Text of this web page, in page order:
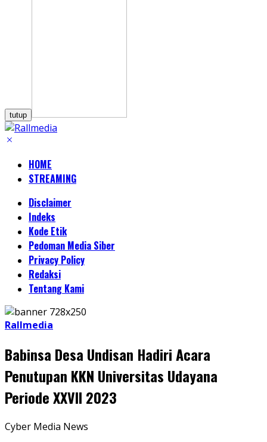
tutup
HOME
STREAMING
Disclaimer
Indeks
Kode Etik
Pedoman Media Siber
Privacy Policy
Redaksi
Tentang Kami
Rallmedia
Babinsa Desa Undisan Hadiri Acara
Penutupan KKN Universitas Udayana
Periode XXVII 2023
Cyber Media News